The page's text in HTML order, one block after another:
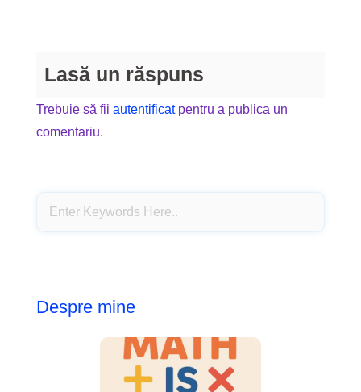
Lasă un răspuns
Trebuie să fii autentificatpentru a publica un
comentariu.
Despre mine